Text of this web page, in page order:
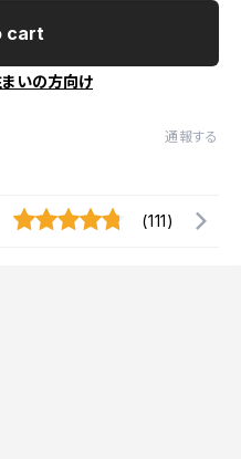
cart
いの方向け
通報する
(111)